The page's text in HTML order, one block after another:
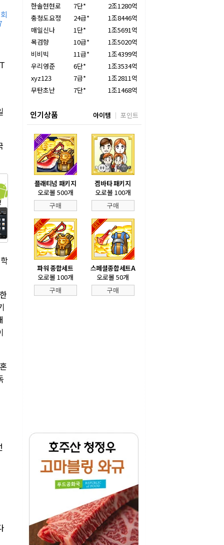
한솔현현로
7단*
2조1280억
충청도요정
24급*
1조8446억
매일신나
1단*
1조5691억
목검향
10급*
1조5020억
비비빅
11급*
1조4399억
우리영준
6단*
1조3534억
xyz123
7급*
1조2811억
무탄초난
7단* 1조1468억
인기상품 아이템 포인트
플래티넘 패키지
오로볼 500개
구매
겜바타 패키지
오로볼 100개
구매
파워 종합세트
오로볼 100개
구매
스페셜종합세트A
오로볼 50개
구매